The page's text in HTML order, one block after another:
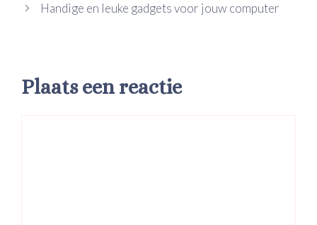
Handige en leuke gadgets voor jouw computer
Plaats een reactie